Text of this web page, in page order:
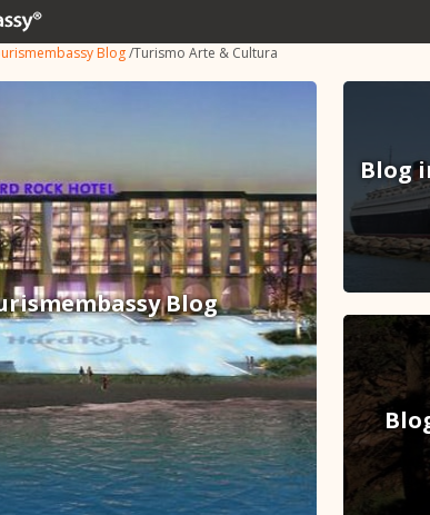
Blog/Turismo Arte & Cultura
Blog
Blog